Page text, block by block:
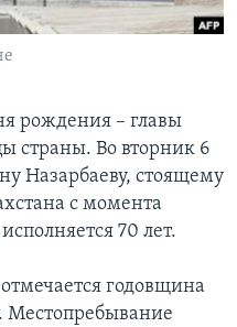
рождения – главы
страны. Во вторник 6
Назарбаеву, стоящему
с момента
70 лет.
годовщина
Местопребывание